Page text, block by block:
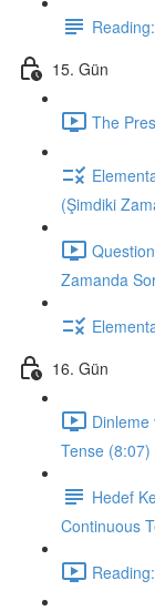
15. Gün
The
(Şimdiki
Zamanda
16. Gün
Tense (8:07)
Hedef
Continuous